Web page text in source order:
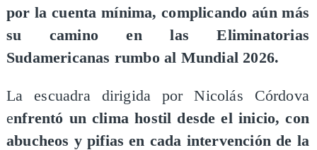
por la cuenta mínima, complicando aún más
su camino en las Eliminatorias
Sudamericanas rumbo al Mundial 2026.
La escuadra dirigida por Nicolás Córdova
enfrentó un clima hostil desde el inicio, con
abucheos y pifias en cada intervención de la